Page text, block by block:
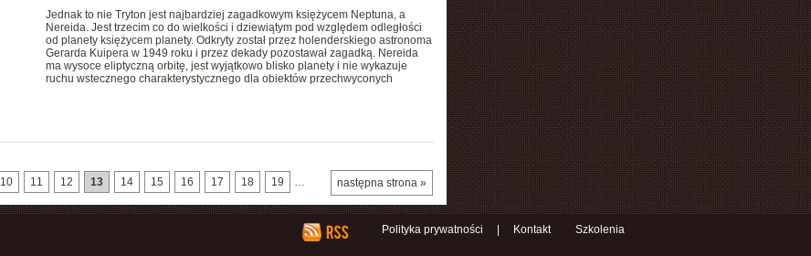
Jednak to nie Tryton jest najbardziej zagadkowym księżycem Neptuna, a
Nereida. Jest trzecim co do wielkości i dziewiątym pod względem odległości
od planety księżycem planety. Odkryty został przez holenderskiego astronoma
Gerarda Kuipera w 1949 roku i przez dekady pozostawał zagadką. Nereida
ma wysoce eliptyczną orbitę, jest wyjątkowo blisko planety i nie wykazuje
ruchu wstecznego charakterystycznego dla obiektów przechwyconych
następna strona »
10 11 12 13 14 15 16 17 18 19 …
Polityka prywatności Kontakt Szkolenia